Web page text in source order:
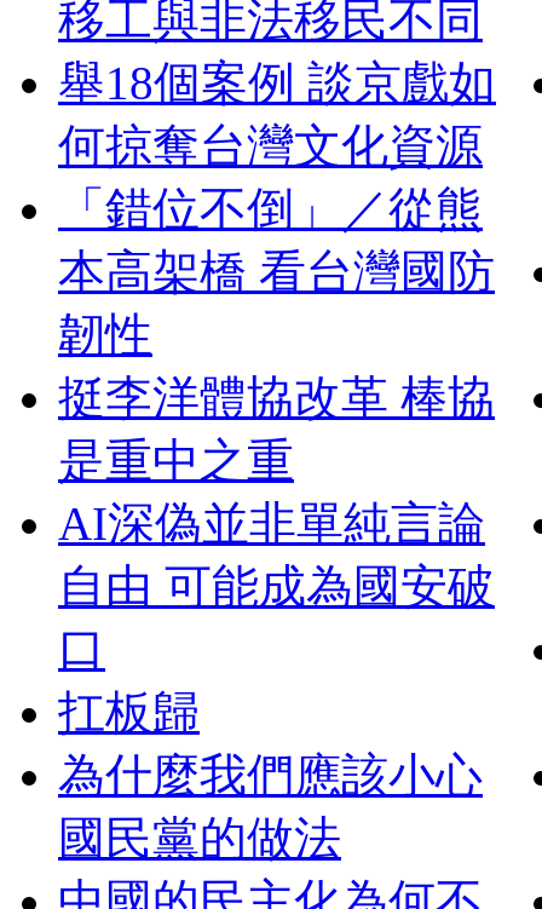
移工與非法移民不同
舉18個案例 談京戲如
何掠奪台灣文化資源
「錯位不倒」／從熊
本高架橋 看台灣國防
韌性
挺李洋體協改革 棒協
是重中之重
AI深偽並非單純言論
自由 可能成為國安破
口
扛板歸
為什麼我們應該小心
國民黨的做法